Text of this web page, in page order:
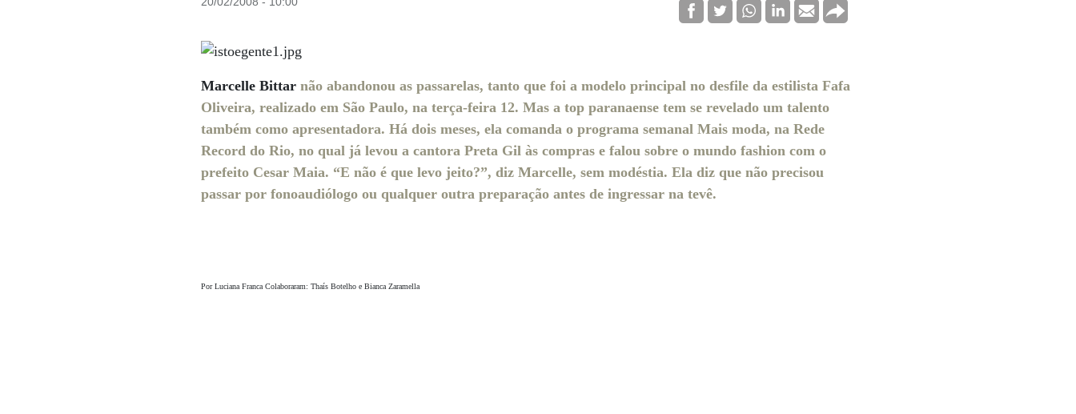
Marcelle Bittar não abandonou as passarelas, tanto que foi a modelo principal no desfile da estilista Fafa
Oliveira, realizado em São Paulo, na terça-feira 12. Mas a top paranaense tem se revelado um talento
também como apresentadora. Há dois meses, ela comanda o programa semanal Mais moda, na Rede
Record do Rio, no qual já levou a cantora Preta Gil às compras e falou sobre o mundo fashion com o
prefeito Cesar Maia. “E não é que levo jeito?”, diz Marcelle, sem modéstia. Ela diz que não precisou
passar por fonoaudiólogo ou qualquer outra preparação antes de ingressar na tevê.
Por Luciana Franca Colaboraram: Thaís Botelho e Bianca Zaramella